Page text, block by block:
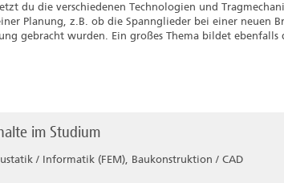
du die verschiedenen Technologien und
Planung, z.B. ob die Spannglieder bei einer neuen
gebracht wurden. Ein großes Thema bildet ebenfalls
im Studium
/ Informatik (FEM), Baukonstruktion / CAD